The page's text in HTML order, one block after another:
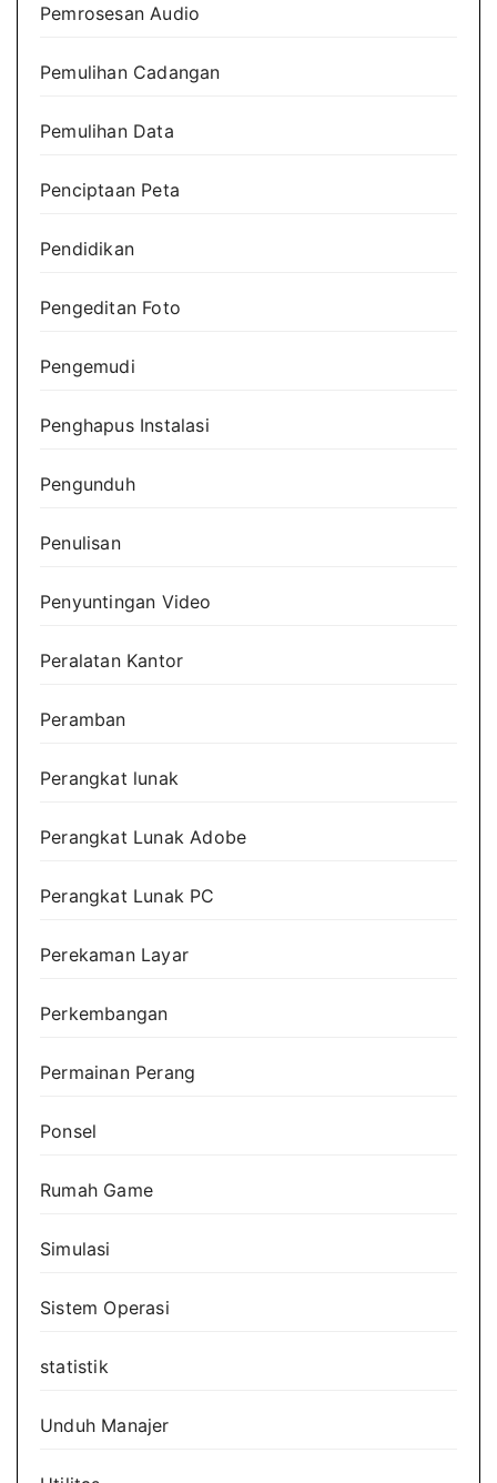
Pemrosesan Audio
Pemulihan Cadangan
Pemulihan Data
Penciptaan Peta
Pendidikan
Pengeditan Foto
Pengemudi
Penghapus Instalasi
Pengunduh
Penulisan
Penyuntingan Video
Peralatan Kantor
Peramban
Perangkat lunak
Perangkat Lunak Adobe
Perangkat Lunak PC
Perekaman Layar
Perkembangan
Permainan Perang
Ponsel
Rumah Game
Simulasi
Sistem Operasi
statistik
Unduh Manajer